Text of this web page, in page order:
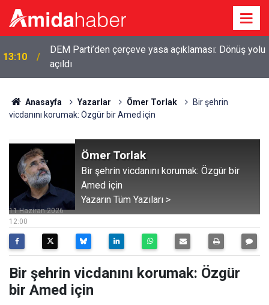
13:10
DEM Parti’den çerçeve yasa açıklaması: Dönüş yolu
açıldı
Anasayfa Yazarlar Ömer Torlak
Bir şehrin
vicdanını korumak: Özgür bir Amed için
Ömer Torlak
Bir şehrin vicdanını korumak: Özgür bir
Amed için
Yazarın Tüm Yazıları >
12:00
11 Haziran 2026
Bir şehrin vicdanını korumak: Özgür
bir Amed için